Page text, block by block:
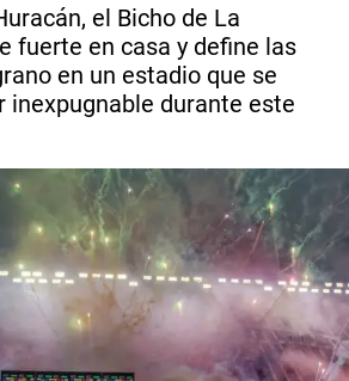
el Bicho de La
fuerte en casa y define las
en un estadio que se
inexpugnable durante este